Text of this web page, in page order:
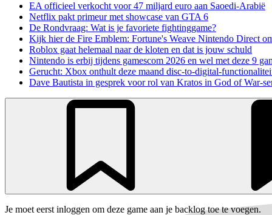
EA officieel verkocht voor 47 miljard euro aan Saoedi-Arabië
Netflix pakt primeur met showcase van GTA 6
De Rondvraag: Wat is je favoriete fightinggame?
Kijk hier de Fire Emblem: Fortune's Weave Nintendo Direct
Roblox gaat helemaal naar de kloten en dat is jouw schuld
Nintendo is erbij tijdens gamescom 2026 en wel met deze 9
Gerucht: Xbox onthult deze maand disc-to-digital-
Dave Bautista in gesprek voor rol van Kratos in God of War-
Je moet eerst inloggen om deze game aan je backlog toe te voegen.